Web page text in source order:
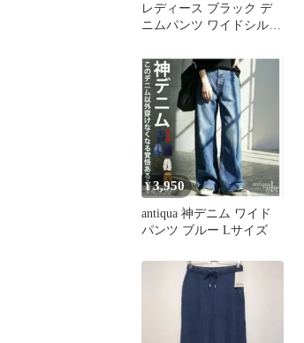
レディース ブラック デ
ニムパンツ ワイドシルエ
¥3,950
antiqua 神デニム ワイド
パンツ ブルー Lサイズ